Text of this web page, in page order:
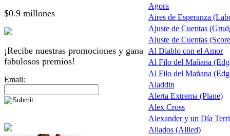
$0.9 millones
¡Recibe nuestras promociones y gana
fabulosos premios!
Email:
Agora
Aires de Esperanza
Ajuste de Cuentas
Ajuste de Cuentas
Al Diablo con el Amor
Al Filo del Mañana
Al Filo del Mañana
Aladdin
Alerta Extrema (Plane)
Alex Cross
Alexander y un Día
Aliados (Allied)